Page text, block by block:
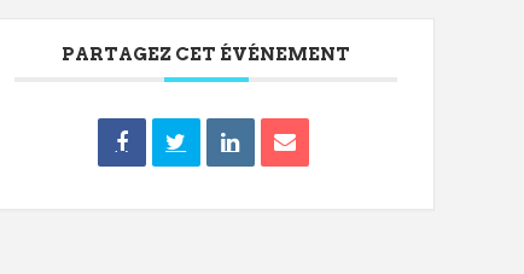
PARTAGEZ CET ÉVÉNEMENT